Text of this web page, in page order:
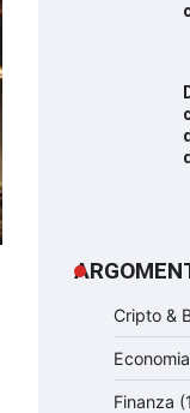
Cripto &
Economia
Finanza